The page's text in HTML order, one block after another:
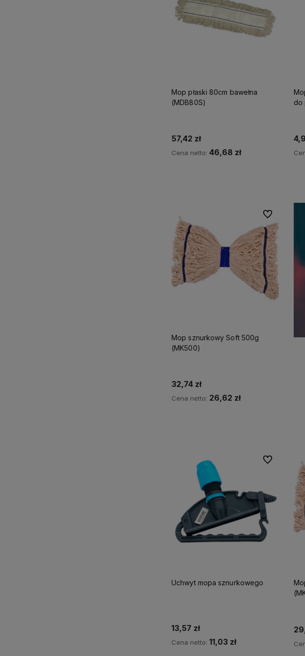
Mop płaski 80cm bawełna
(MDB80S)
57,42 zł
Cena netto: 46,68 zł
do
Mop sznurkowy Soft 500g
(MK500)
32,74 zł
Cena netto: 26,62 zł
Do ulubionych
Uchwyt mopa sznurkowego
13,57 zł
Cena netto: 11,03 zł
Do ulubionych